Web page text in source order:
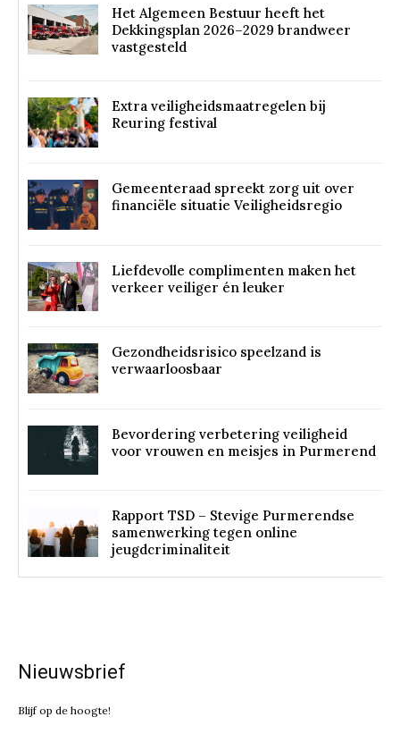
Het Algemeen Bestuur heeft het
Dekkingsplan 2026–2029 brandweer
vastgesteld
Extra veiligheidsmaatregelen bij
Reuring festival
Gemeenteraad spreekt zorg uit over
financiële situatie Veiligheidsregio
Liefdevolle complimenten maken het
verkeer veiliger én leuker
Gezondheidsrisico speelzand is
verwaarloosbaar
Bevordering verbetering veiligheid
voor vrouwen en meisjes in Purmerend
Rapport TSD – Stevige Purmerendse
samenwerking tegen online
jeugdcriminaliteit
Nieuwsbrief
Blijf op de hoogte!